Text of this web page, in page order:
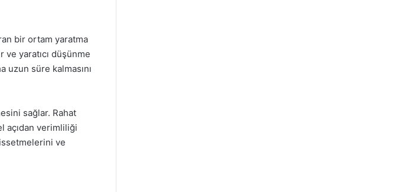
bir ortam yaratma
yaratıcı düşünme
uzun süre kalmasını
sağlar. Rahat
açıdan verimliliği
ve